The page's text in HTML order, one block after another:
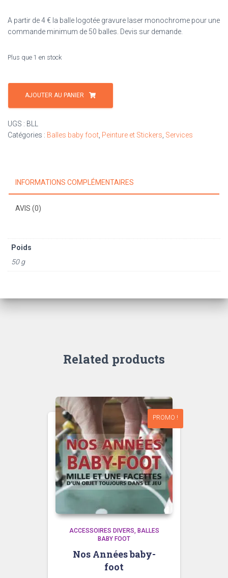
A partir de 4 € la balle logotée gravure laser monochrome pour une
commande minimum de 50 balles. Devis sur demande.
Plus que 1 en stock
quantité
Balle
AJOUTER AU PANIER
UGS : BLL
Catégories : Balles baby foot Peinture et Stickers Services
INFORMATIONS COMPLÉMENTAIRES
AVIS (0)
Poids
50 g
Related products
PROMO !
ACCESSOIRES DIVERS BALLES
BABY FOOT
Nos Années baby-
foot